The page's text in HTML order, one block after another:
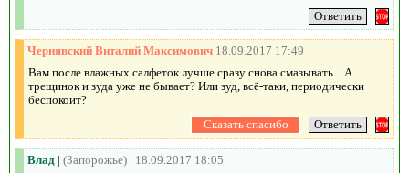
Чернявский Виталий Максимович 18.09.2017 17:49
Вам после влажных салфеток лучше сразу снова смазывать... А
трещинок и зуда уже не бывает? Или зуд, всё-таки, периодически
беспокоит?
Влад | (Запорожье) | 18.09.2017 18:05